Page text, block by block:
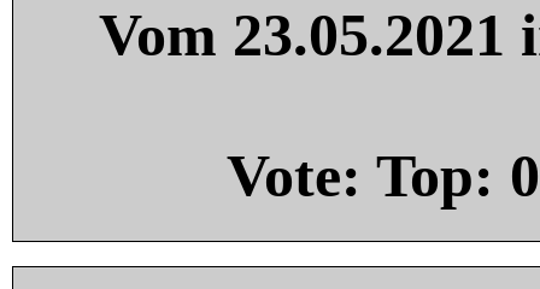
Vom
Vote: Top: 0